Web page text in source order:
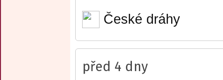
České dráhy
před 4 dny